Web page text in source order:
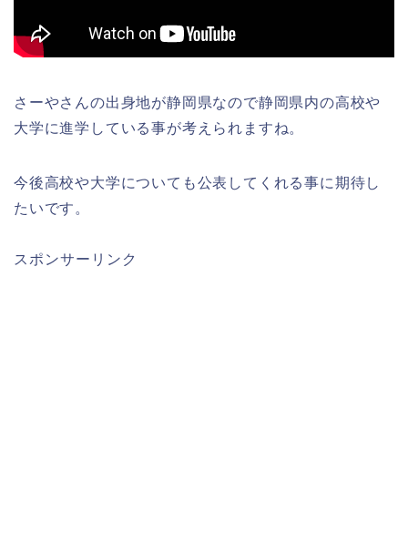
さーやさんの出身地が静岡県なので静岡県内の高校や
大学に進学している事が考えられますね。
今後高校や大学についても公表してくれる事に期待し
たいです。
スポンサーリンク